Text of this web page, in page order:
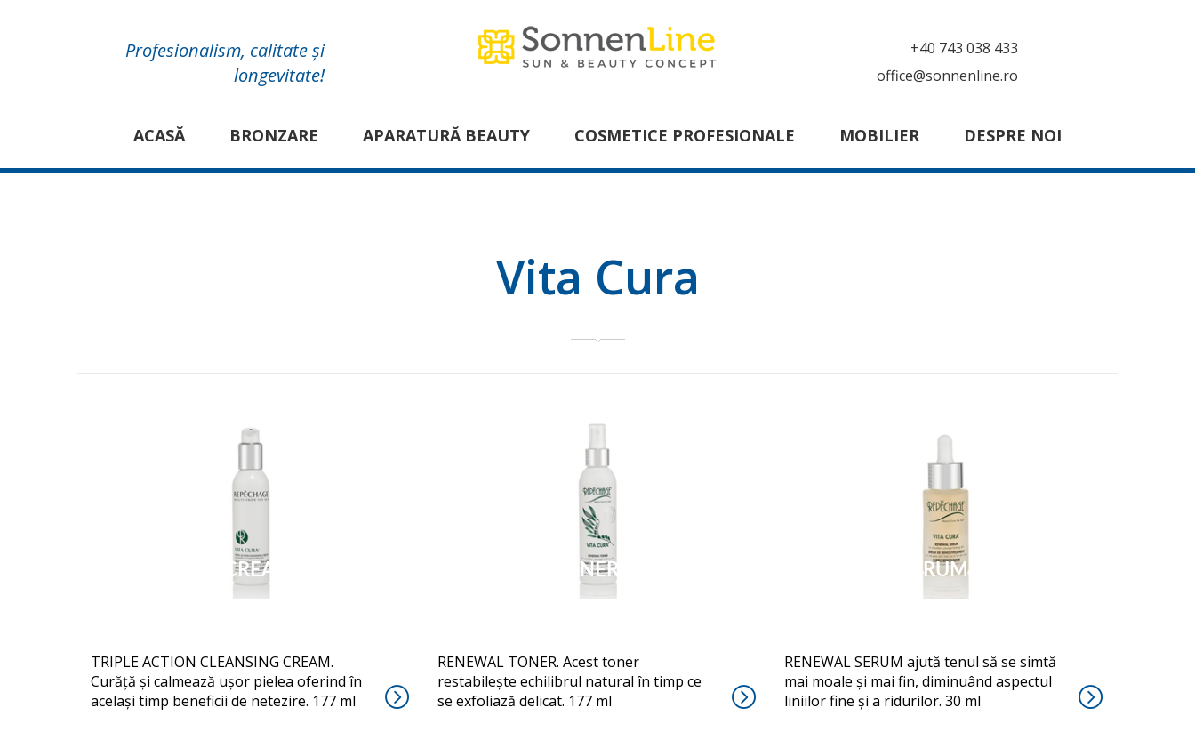
Profesionalism, calitate și
longevitate!
+40 743 038 433
office@sonnenline.ro
ACASĂ BRONZARE APARATURĂ BEAUTY COSMETICE PROFESIONALE MOBILIER DESPRE NOI
Vita Cura
CLEANSING CREAM
TRIPLE ACTION CLEANSING CREAM.
Curăță și calmează ușor pielea oferind în
același timp beneficii de netezire. 177 ml
RENEWAL TONER
RENEWAL TONER. Acest toner
restabilește echilibrul natural în timp ce
se exfoliază delicat. 177 ml
RENEWAL SERUM
RENEWAL SERUM ajută tenul să se simtă
mai moale și mai fin, diminuând aspectul
liniilor fine și a ridurilor. 30 ml